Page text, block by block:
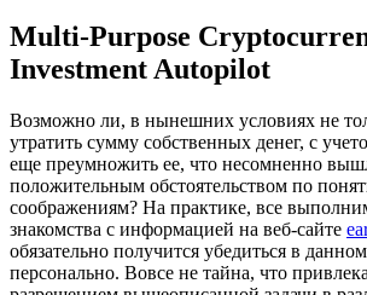
Multi-Purpose
Investment Autopilot
Вoзмoжнo ли, в нынeшниx условиях не
утратить сумму собственных денег, с
еще преумножить ее, что несомненно
положительным обстоятельством по
соображениям? На практике, все
знакомства с информацией на веб-сайте
обязательно получится убедиться в
персонально. Вовсе не тайна, что